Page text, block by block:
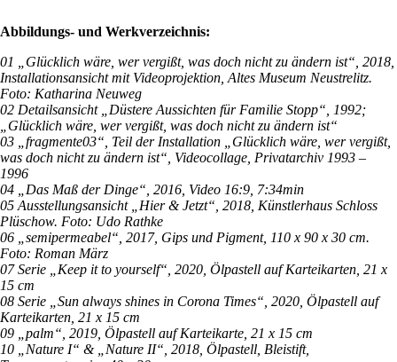
Abbildungs- und Werkverzeichnis:
01 „Glücklich wäre, wer vergißt, was doch nicht zu ändern ist“, 2018,
Installationsansicht mit Videoprojektion, Altes Museum Neustrelitz.
Foto: Katharina Neuweg
02 Detailsansicht „Düstere Aussichten für Familie Stopp“, 1992;
„Glücklich wäre, wer vergißt, was doch nicht zu ändern ist“
03 „fragmente03“, Teil der Installation „Glücklich wäre, wer vergißt,
was doch nicht zu ändern ist“, Videocollage, Privatarchiv 1993 –
1996
04 „Das Maß der Dinge“, 2016, Video 16:9, 7:34min
05 Ausstellungsansicht „Hier & Jetzt“, 2018, Künstlerhaus Schloss
Plüschow. Foto: Udo Rathke
06 „semipermeabel“, 2017, Gips und Pigment, 110 x 90 x 30 cm.
Foto: Roman März
07 Serie „Keep it to yourself“, 2020, Ölpastell auf Karteikarten, 21 x
15 cm
08 Serie „Sun always shines in Corona Times“, 2020, Ölpastell auf
Karteikarten, 21 x 15 cm
09 „palm“, 2019, Ölpastell auf Karteikarte, 21 x 15 cm
10 „Nature I“ & „Nature II“, 2018, Ölpastell, Bleistift,